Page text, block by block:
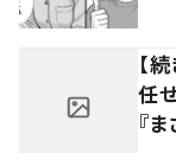
【
任
『